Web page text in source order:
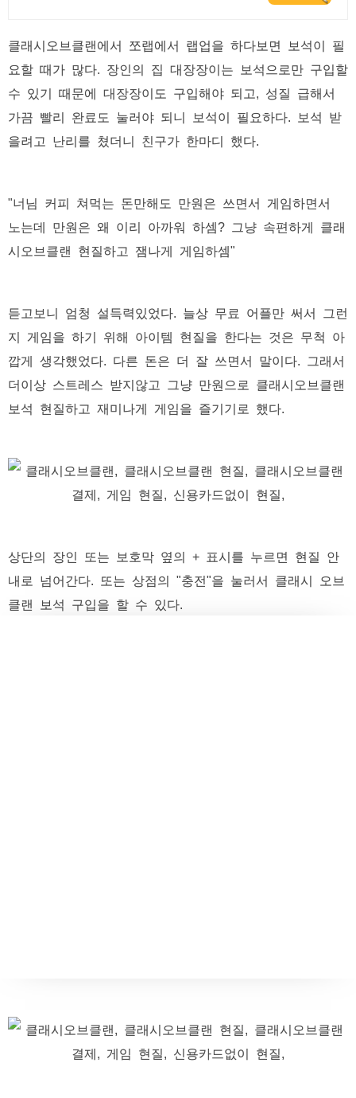
클래시오브클랜에서 쪼랩에서 랩업을 하다보면 보석이 필
요할 때가 많다. 장인의 집 대장장이는 보석으로만 구입할
수 있기 때문에 대장장이도 구입해야 되고, 성질 급해서
가끔 빨리 완료도 눌러야 되니 보석이 필요하다. 보석 받
을려고 난리를 쳤더니 친구가 한마디 했다.
"너님 커피 쳐먹는 돈만해도 만원은 쓰면서 게임하면서
노는데 만원은 왜 이리 아까워 하셈? 그냥 속편하게 클래
시오브클랜 현질하고 잼나게 게임하셈"
듣고보니 엄청 설득력있었다. 늘상 무료 어플만 써서 그런
지 게임을 하기 위해 아이템 현질을 한다는 것은 무척 아
깝게 생각했었다. 다른 돈은 더 잘 쓰면서 말이다. 그래서
더이상 스트레스 받지않고 그냥 만원으로 클래시오브클랜
보석 현질하고 재미나게 게임을 즐기기로 했다.
상단의 장인 또는 보호막 옆의 + 표시를 누르면 현질 안
내로 넘어간다. 또는 상점의 "충전"을 눌러서 클래시 오브
클랜 보석 구입을 할 수 있다.